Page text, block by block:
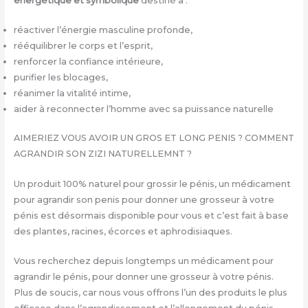
réactiver l’énergie masculine profonde,
rééquilibrer le corps et l’esprit,
renforcer la confiance intérieure,
purifier les blocages,
réanimer la vitalité intime,
aider à reconnecter l’homme avec sa puissance naturelle
AIMERIEZ VOUS AVOIR UN GROS ET LONG PENIS ? COMMENT
AGRANDIR SON ZIZI NATURELLEMNT ?
Un produit 100% naturel pour grossir le pénis, un médicament
pour agrandir son penis pour donner une grosseur à votre
pénis est désormais disponible pour vous et c’est fait à base
des plantes, racines, écorces et aphrodisiaques.
Vous recherchez depuis longtemps un médicament pour
agrandir le pénis, pour donner une grosseur à votre pénis.
Plus de soucis, car nous vous offrons l’un des produits le plus